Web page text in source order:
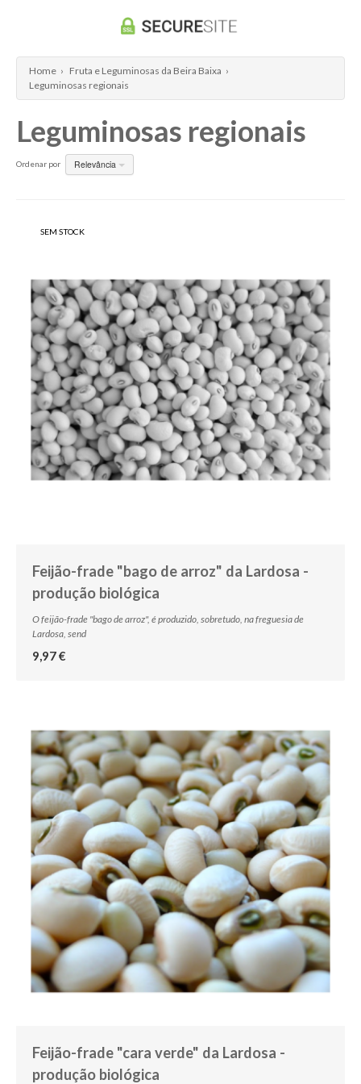
Quinta D'Arraboa - Fundão
Quinta dos Currais - Fundão
Rui Reboredo Madeira
Vinhos Almeida Garrett
Home › Fruta e Leguminosas da Beira Baixa ›
Leguminosas regionais
Leguminosas regionais
Ordenar por Relevância
SEM STOCK
Feijão-frade "bago de arroz" da Lardosa -
produção biológica
O feijão-frade "bago de arroz", é produzido, sobretudo, na freguesia de
Lardosa, send
9,97 €
Feijão-frade "cara verde" da Lardosa -
produção biológica